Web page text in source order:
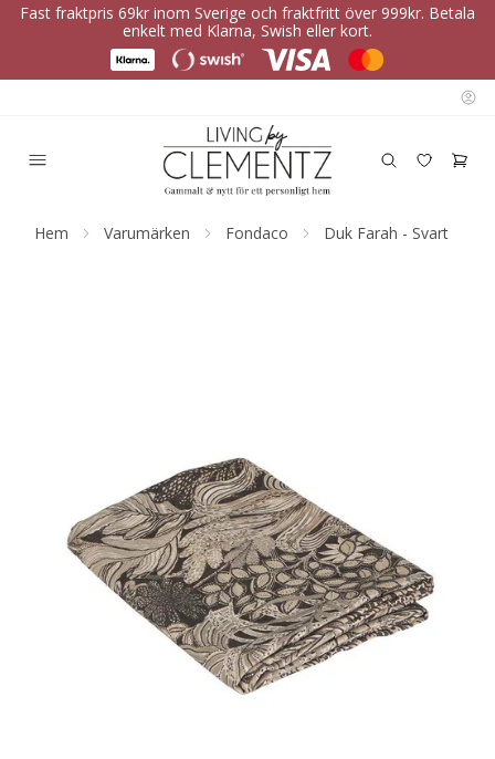
Fast fraktpris 69kr inom Sverige och fraktfritt över 999kr. Betala
enkelt med Klarna, Swish eller kort.
Hem Varumärken Fondaco Duk Farah - Svart